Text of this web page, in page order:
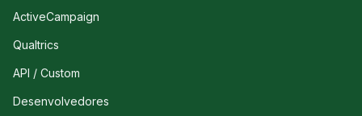
ActiveCampaign
Qualtrics
API / Custom
Desenvolvedores